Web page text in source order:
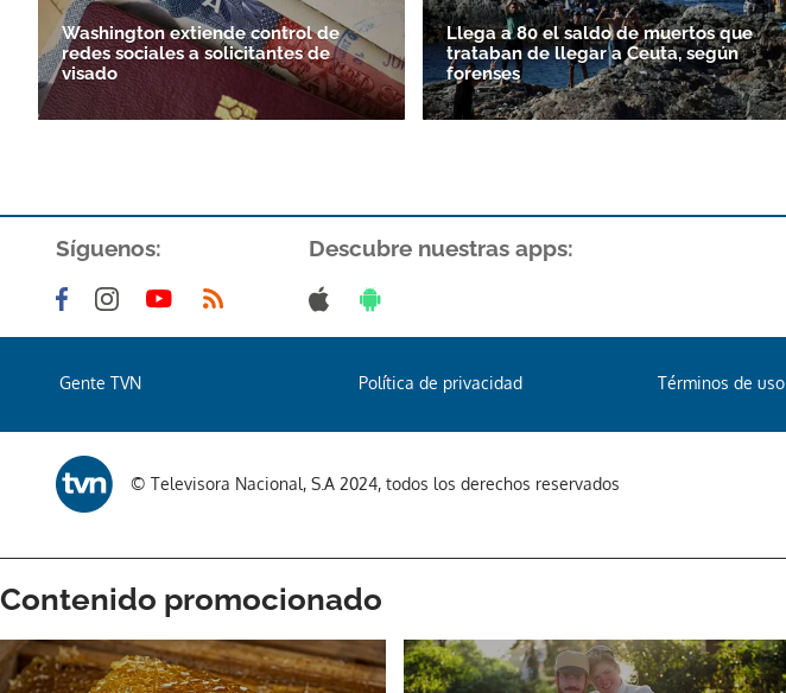
Washington extiende control de
redes sociales a solicitantes de
visado
Llega a 80 el saldo de muertos que
trataban de llegar a Ceuta, según
forenses
Síguenos: Descubre nuestras apps:
Gente TVN Política de privacidad Términos de uso
© Televisora Nacional, S.A 2024, todos los derechos reservados